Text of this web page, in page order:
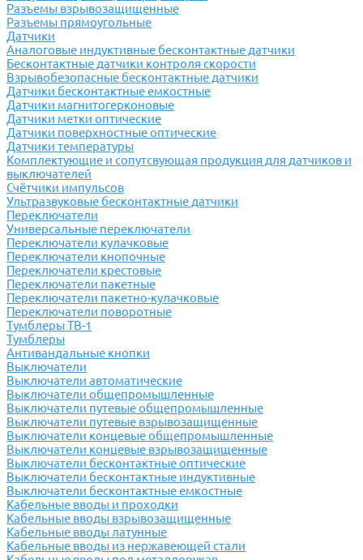
Разъемы взрывозащищенные
Разъемы прямоугольные
Датчики
Аналоговые индуктивные бесконтактные датчики
Бесконтактные датчики контроля скорости
Взрывобезопасные бесконтактные датчики
Датчики бесконтактные емкостные
Датчики магнитогерконовые
Датчики метки оптические
Датчики поверхностные оптические
Датчики температуры
Комплектующие и сопутсвующая продукция для датчиков и
выключателей
Счётчики импульсов
Ультразвуковые бесконтактные датчики
Переключатели
Универсальные переключатели
Переключатели кулачковые
Переключатели кнопочные
Переключатели крестовые
Переключатели пакетные
Переключатели пакетно-кулачковые
Переключатели поворотные
Тумблеры ТВ-1
Тумблеры
Антивандальные кнопки
Выключатели
Выключатели автоматические
Выключатели общепромышленные
Выключатели путевые общепромышленные
Выключатели путевые взрывозащищенные
Выключатели концевые общепромышленные
Выключатели концевые взрывозащищенные
Выключатели бесконтактные оптические
Выключатели бесконтактные индуктивные
Выключатели бесконтактные емкостные
Кабельные вводы и проходки
Кабельные вводы взрывозащищенные
Кабельные вводы латунные
Кабельные вводы из нержавеющей стали